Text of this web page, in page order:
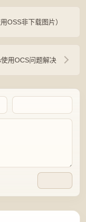
OSS非下载图片）
用OCS问题解决